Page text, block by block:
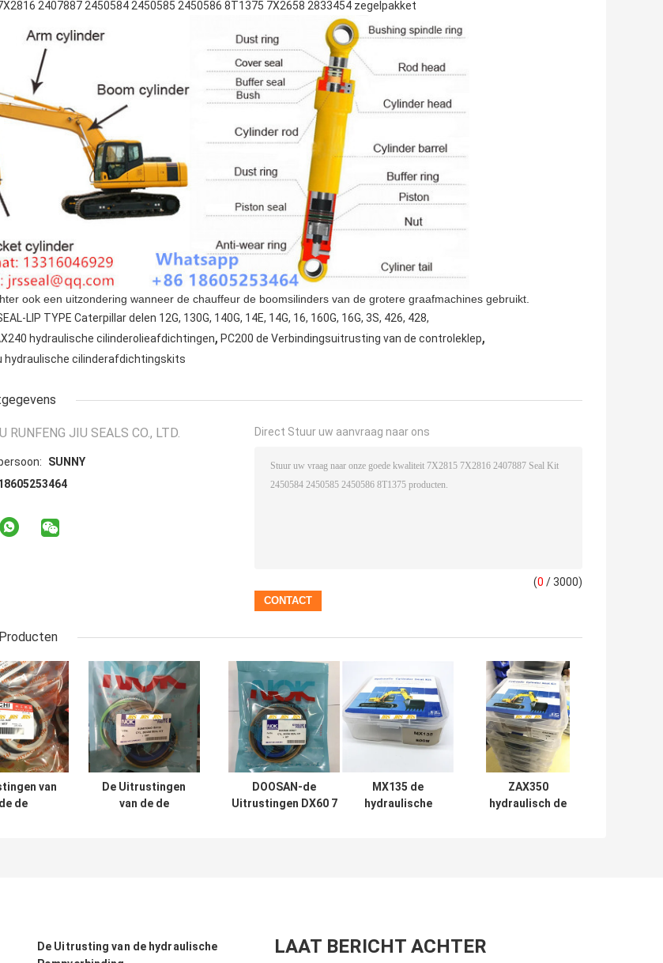
2407887 2450584 2450585 2450586 8T1375 7X2658 2833454 zegelpakket
ook een uitzondering wanneer de chauffeur de boomsilinders van de grotere graafmachines gebruikt.
LIP TYPE Caterpillar delen 12G, 130G, 140G, 14E, 14G, 16, 160G, 16G, 3S, 426, 428,
hydraulische cilinderolieafdichtingen, PC200 de Verbindingsuitrusting van de controleklep,
hydraulische cilinderafdichtingskits
RUNFENG JIU SEALS CO., LTD.
SUNNY
Direct Stuur uw aanvraag naar ons
(0 / 3000)
van
de de
De Uitrustingen
van de de
DOOSAN-de
Uitrustingen DX60 7
MX135 de
hydraulische
ZAX350
hydraulisch de
De Uitrusting van de hydraulische
LAAT BERICHT ACHTER